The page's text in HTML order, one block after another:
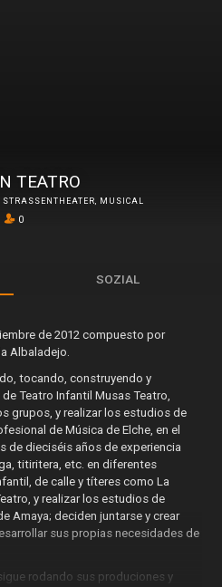
TEATRO
STRASSENTHEATER , MUSICAL
0
SOZIAL
de 2012 compuesto por
Albaladejo.
tocando, construyendo y
Teatro Infantil Musas Teatro,
grupos, y realizar los estudios de
de Música de Elche, en el
de dieciséis años de experiencia
titiritera, etc. en diferentes
de calle y títeres como La
y realizar los estudios de
Amaya; deciden juntarse y crear
sus propias necesidades de
rodando sus produciones y